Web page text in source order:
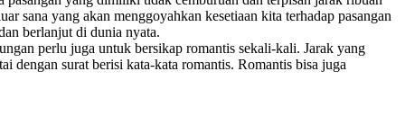
sana yang akan menggoyahkan kesetiaan kita terhadap pasangan
berlanjut di dunia nyata.
perlu juga untuk bersikap romantis sekali-kali. Jarak yang
dengan surat berisi kata-kata romantis. Romantis bisa juga